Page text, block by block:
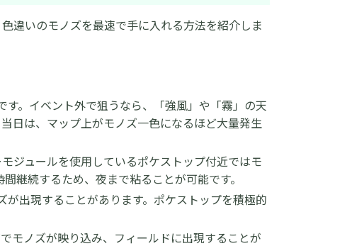
違いのモノズを最速で手に入れる方法を紹介しま
す。イベント外で狙うなら、「強風」や「霧」の天
日は、マップ上がモノズ一色になるほど大量発生
ジュールを使用しているポケストップ付近ではモ
継続するため、夜まで粘ることが可能です。
が出現することがあります。ポケストップを積極的
モノズが映り込み、フィールドに出現することが